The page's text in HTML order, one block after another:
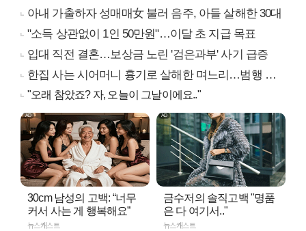
아내 가출하자 성매매女 불러 음주, 아들 살해한 30대
"소득 상관없이 1인 50만원"…이달 초 지급 목표
입대 직전 결혼…보상금 노린 '검은과부' 사기 급증
한집 사는 시어머니 흉기로 살해한 며느리…범행 동기는
"오래 참았죠? 자, 오늘이 그날이에요.."
30cm 남성의 고백: “너무
커서 사는 게 행복해요”
뉴스캐스트
금수저의 솔직고백 "명품
은 다 여기서.."
뉴스캐스트